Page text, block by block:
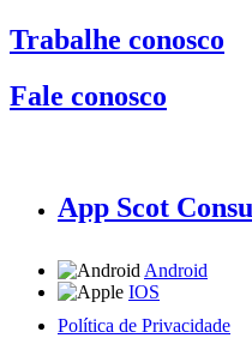
Trabalhe conosco
Fale conosco
App Scot
Android
IOS
Política de Privacidade